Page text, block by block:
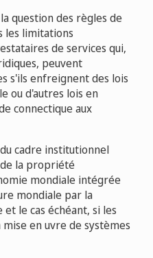
question des règles de
les limitations
de services qui,
peuvent
s'ils enfreignent des lois
ou d'autres lois en
connectique aux
cadre institutionnel
la propriété
mondiale intégrée
mondiale par la
le cas échéant, si les
en uvre de systèmes